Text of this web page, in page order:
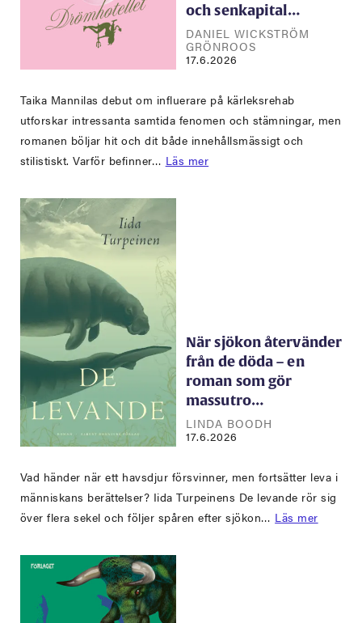
och senkapital…
DANIEL WICKSTRÖM
GRÖNROOS
17.6.2026
Taika Mannilas debut om influerare på kärleksrehab
utforskar intressanta samtida fenomen och stämningar, men
romanen böljar hit och dit både innehållsmässigt och
stilistiskt. Varför befinner… Läs mer
När sjökon återvänder
från de döda – en
roman som gör
massutro…
LINDA BOODH
17.6.2026
Vad händer när ett havsdjur försvinner, men fortsätter leva i
människans berättelser? Iida Turpeinens De levande rör sig
över flera sekel och följer spåren efter sjökon… Läs mer